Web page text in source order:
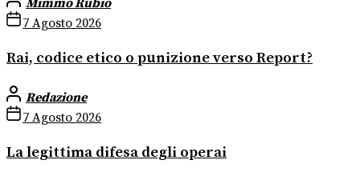
Mimmo Rubio
7 Agosto 2026
Rai, codice etico o punizione verso Report?
Redazione
7 Agosto 2026
La legittima difesa degli operai